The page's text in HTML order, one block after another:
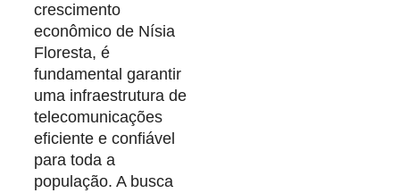
crescimento
econômico de Nísia
Floresta, é
fundamental garantir
uma infraestrutura de
telecomunicações
eficiente e confiável
para toda a
população. A busca